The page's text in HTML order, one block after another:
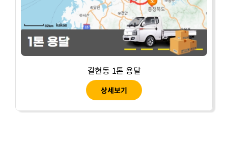
갈현동 1톤 용달
상세보기